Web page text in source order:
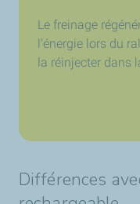
Le freinage
l’énergie lors du
la réinjecter dans
Différences